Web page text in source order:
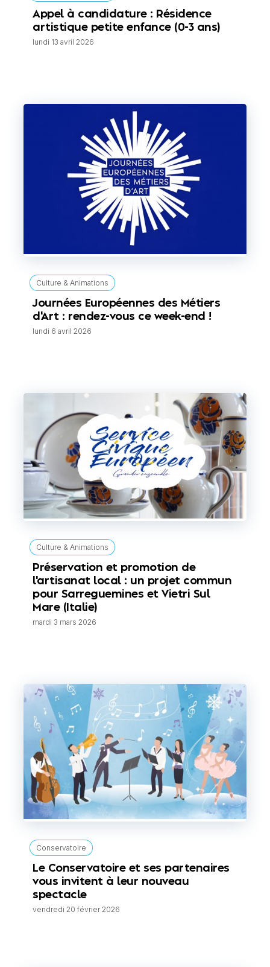
Appel à candidature : Résidence
artistique petite enfance (0-3 ans)
lundi 13 avril 2026
Culture & Animations
Journées Européennes des Métiers
d'Art : rendez-vous ce week-end !
lundi 6 avril 2026
Culture & Animations
Préservation et promotion de
l'artisanat local : un projet commun
pour Sarreguemines et Vietri Sul
Mare (Italie)
mardi 3 mars 2026
Conservatoire
Le Conservatoire et ses partenaires
vous invitent à leur nouveau
spectacle
vendredi 20 février 2026